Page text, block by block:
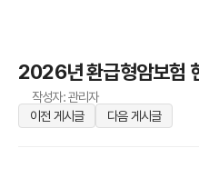
2026년 환급형암보험
작성자: 관리자
이전 게시글
다음 게시글